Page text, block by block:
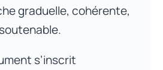
graduelle, cohérente,
s’inscrit